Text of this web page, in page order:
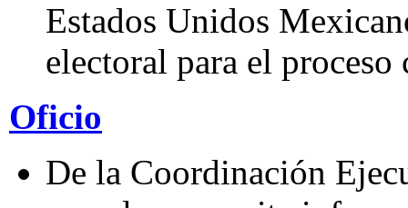
Estados Unidos
electoral para el
Oficio
De la Coordinación